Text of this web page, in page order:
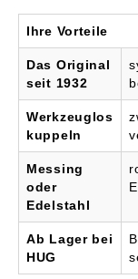
Karasto
von-Ardenne-
71522
info@karasto.de
Ihre Vorteile
Das Original
seit 1932
Werkzeuglos
kuppeln
Messing
oder
Edelstahl
Ab Lager bei
HUG